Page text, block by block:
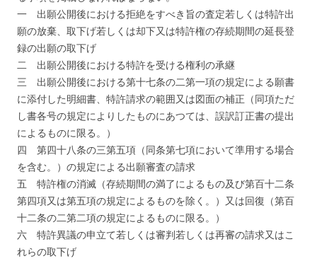
一 出願公開後における拒絶をすべき旨の査定若しくは特許出
願の放棄、取下げ若しくは却下又は特許権の存続期間の延長登
録の出願の取下げ
二 出願公開後における特許を受ける権利の承継
三 出願公開後における第十七条の二第一項の規定による願書
に添付した明細書、特許請求の範囲又は図面の補正（同項ただ
し書各号の規定によりしたものにあつては、誤訳訂正書の提出
によるものに限る。）
四 第四十八条の三第五項（同条第七項において準用する場合
を含む。）の規定による出願審査の請求
五 特許権の消滅（存続期間の満了によるもの及び第百十二条
第四項又は第五項の規定によるものを除く。）又は回復（第百
十二条の二第二項の規定によるものに限る。）
六 特許異議の申立て若しくは審判若しくは再審の請求又はこ
れらの取下げ